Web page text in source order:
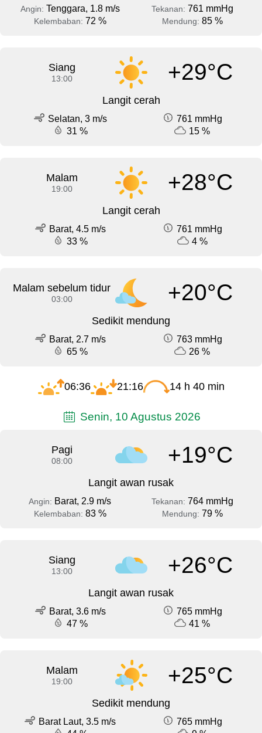
Angin: Tenggara, 1.8 m/s Tekanan: 761 mmHg
Kelembaban: 72 % Mendung: 85 %
Siang
13:00 +29°C
Langit cerah
Selatan, 3 m/s
761 mmHg
31 %
15 %
Malam
19:00 +28°C
Langit cerah
Barat, 4.5 m/s
761 mmHg
33 %
4 %
Malam sebelum tidur
03:00 +20°C
Sedikit mendung
Barat, 2.7 m/s
763 mmHg
65 %
26 %
06:36 21:16 14 h 40 min
Senin, 10 Agustus 2026
Pagi
08:00 +19°C
Langit awan rusak
Angin: Barat, 2.9 m/s Tekanan: 764 mmHg
Kelembaban: 83 % Mendung: 79 %
Siang
13:00 +26°C
Langit awan rusak
Barat, 3.6 m/s
765 mmHg
47 %
41 %
Malam
19:00 +25°C
Sedikit mendung
Barat Laut, 3.5 m/s
765 mmHg